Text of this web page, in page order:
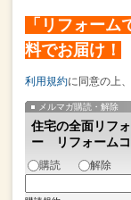
「リフォー
料でお届け！
利用規約に同意の上
メルマガ購読・解除
住宅の全面リフ
ー リフォームコ
購読 解除